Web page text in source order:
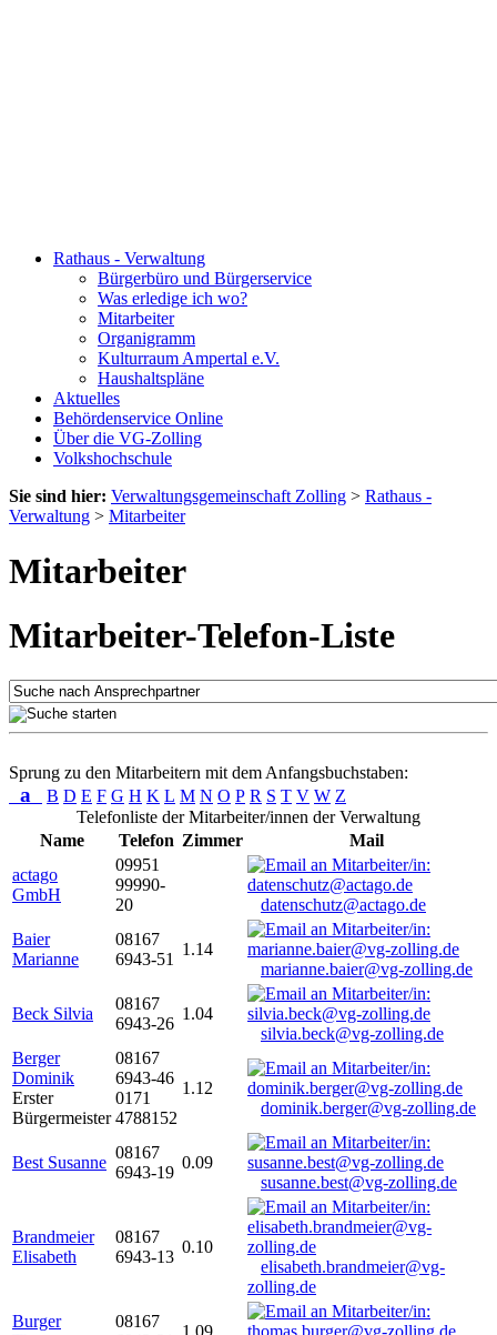
Rathaus - Verwaltung
Bürgerbüro und Bürgerservice
Was erledige ich wo?
Mitarbeiter
Organigramm
Kulturraum Ampertal e.V.
Haushaltspläne
Aktuelles
Behördenservice Online
Über die VG-Zolling
Volkshochschule
Sie sind hier: Verwaltungsgemeinschaft Zolling > Rathaus -
Verwaltung > Mitarbeiter
Mitarbeiter
Mitarbeiter-Telefon-Liste
Sprung zu den Mitarbeitern mit dem Anfangsbuchstaben:
a B D E F G H K L M N O P R S T V W Z
Telefonliste der Mitarbeiter/innen der Verwaltung
Name
Telefon Zimmer
Mail
actago
GmbH
09951
99990-
20
datenschutz@actago.de
Baier
Marianne
08167
6943-51
1.14
marianne.baier@vg-zolling.de
Beck Silvia
08167
6943-26
1.04
silvia.beck@vg-zolling.de
Berger
Dominik
Erster
Bürgermeister
08167
6943-46
0171
4788152
1.12
dominik.berger@vg-zolling.de
Best Susanne
08167
6943-19
0.09
susanne.best@vg-zolling.de
Brandmeier
Elisabeth
08167
6943-13
0.10
elisabeth.brandmeier@vg-
zolling.de
Burger
08167